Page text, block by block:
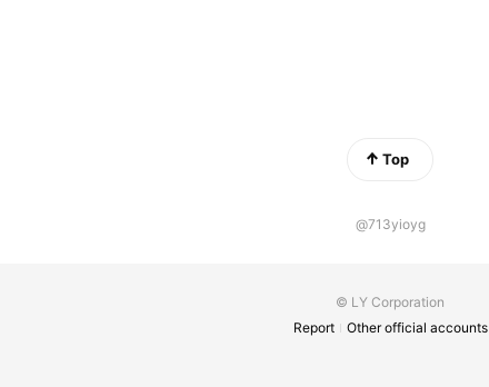
Top
@713yioyg
© LY Corporation
Report
Other official accounts